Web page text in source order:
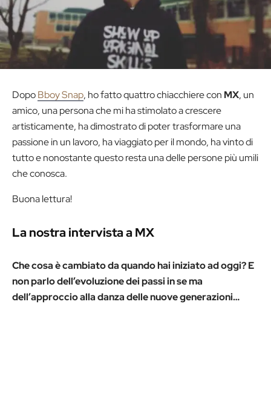
DopoBboy Snap, ho fatto quattro chiacchiere con MX, un
amico, una persona che mi ha stimolato a crescere
artisticamente, ha dimostrato di poter trasformare una
passione in un lavoro, ha viaggiato per il mondo, ha vinto di
tutto e nonostante questo resta una delle persone più umili
che conosca.
Buona lettura!
La nostra intervista a MX
Che cosa è cambiato da quando hai iniziato ad oggi? E
non parlo dell’evoluzione dei passi in se ma
dell’approccio alla danza delle nuove generazioni…